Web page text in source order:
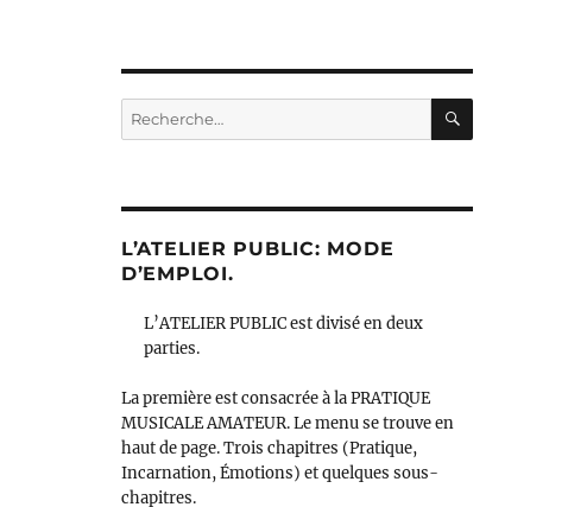
Recherche
pour :
L’ATELIER PUBLIC: MODE
D’EMPLOI.
L’ATELIER PUBLIC est divisé en deux
parties.
La première est consacrée à la PRATIQUE
MUSICALE AMATEUR. Le menu se trouve en
haut de page. Trois chapitres (Pratique,
Incarnation, Émotions) et quelques sous-
chapitres.